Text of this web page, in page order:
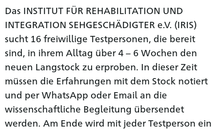
Das INSTITUT FÜR REHABILITATION UND
INTEGRATION SEHGESCHÄDIGTER e.V. (IRIS)
sucht 16 freiwillige Testpersonen, die bereit
sind, in ihrem Alltag über 4 – 6 Wochen den
neuen Langstock zu erproben. In dieser Zeit
müssen die Erfahrungen mit dem Stock notiert
und per WhatsApp oder Email an die
wissenschaftliche Begleitung übersendet
werden. Am Ende wird mit jeder Testperson ein